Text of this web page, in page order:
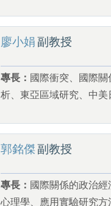
廖小娟副教授
專長： 國際衝突、國際
析、東亞區域研究、中美
郭銘傑副教授
專長： 國際關係的政治
心理學、應用實驗研究